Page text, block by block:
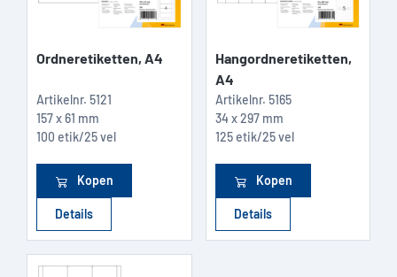
Ordneretiketten, A4
Artikelnr. 5121
157 x 61 mm
100 etik/25 vel
Kopen
Details
Hangordneretiketten,
A4
Artikelnr. 5165
34 x 297 mm
125 etik/25 vel
Kopen
Details